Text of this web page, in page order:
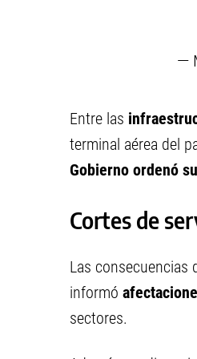
—
Entre las
terminal aérea del
Gobierno ordenó
Cortes de
Las consecuencias
informó
sectores.